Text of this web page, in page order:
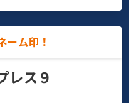
ーム印！
レス９